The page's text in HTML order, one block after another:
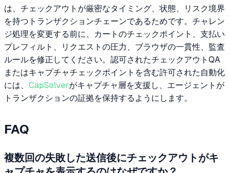
は、チェックアウトが厳密なタイミング、状態、リスク境界
を持つトランザクションチェーンであるためです。チャレン
ジ処理を変更する前に、カートのチェックポイント、支払い
プレフィルト、リクエストの圧力、ブラウザの一貫性、監査
ルールを修正してください。認可されたチェックアウトQA
またはキャプチャチェックポイントを含む許可された自動化
には、 CapSolverがキャプチャ層を支援し、エージェントが
トランザクションの証拠を保持するようにします。
FAQ
複数回の失敗した送信後にチェックアウトがキ